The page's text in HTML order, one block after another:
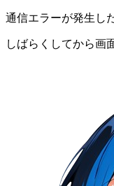
通信エラーが発生し
しばらくしてから画